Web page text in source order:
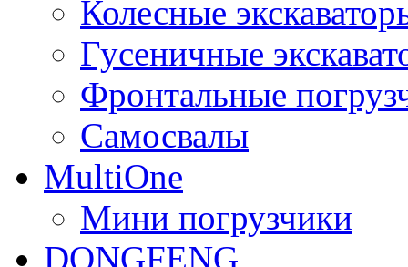
Колесные
Гусеничные
Фронтальные
Самосвалы
MultiOne
Мини погрузчики
DONGFENG